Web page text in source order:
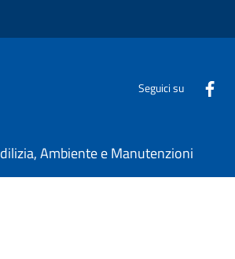
Seguici su
Ambiente e Manutenzioni